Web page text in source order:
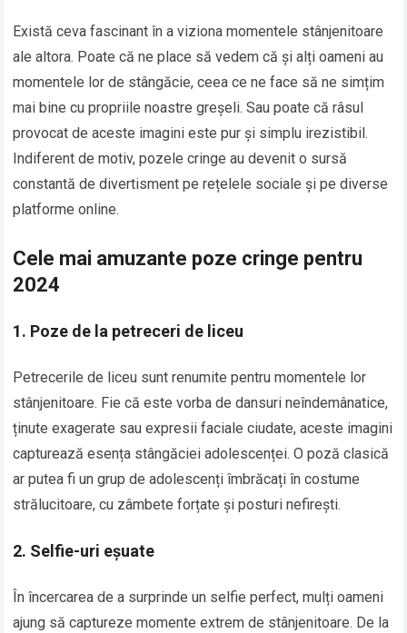
Există ceva fascinant în a viziona momentele stânjenitoare
ale altora. Poate că ne place să vedem că și alți oameni au
momentele lor de stângăcie, ceea ce ne face să ne simțim
mai bine cu propriile noastre greșeli. Sau poate că râsul
provocat de aceste imagini este pur și simplu irezistibil.
Indiferent de motiv, pozele cringe au devenit o sursă
constantă de divertisment pe rețelele sociale și pe diverse
platforme online.
Cele mai amuzante poze cringe pentru
2024
1. Poze de la petreceri de liceu
Petrecerile de liceu sunt renumite pentru momentele lor
stânjenitoare. Fie că este vorba de dansuri neîndemânatice,
ținute exagerate sau expresii faciale ciudate, aceste imagini
capturează esența stângăciei adolescenței. O poză clasică
ar putea fi un grup de adolescenți îmbrăcați în costume
strălucitoare, cu zâmbete forțate și posturi nefirești.
2. Selfie-uri eșuate
În încercarea de a surprinde un selfie perfect, mulți oameni
ajung să captureze momente extrem de stânjenitoare. De la